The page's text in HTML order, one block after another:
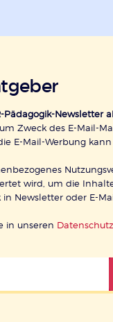
Pädagogik-Newsletter
Zweck des E-Mail-
E-Mail-Werbung
wird, um die
Newsletter oder E-
in unseren